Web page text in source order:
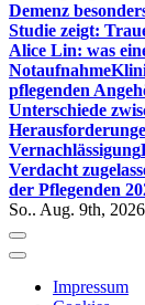
Demenz
Studie zeigt:
Alice Lin: was
Notaufnahme
pflegenden
Unterschiede
Vernachlässigung
Verdacht
der Pflegenden
So.. Aug. 9th, 2026
Impressum